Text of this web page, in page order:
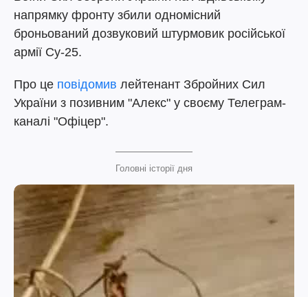
напрямку фронту збили одномісний
броньований дозвуковий штурмовик російської
армії Су-25.
Про це повідомив лейтенант Збройних Сил
України з позивним "Алекс" у своєму Телеграм-
каналі "Офіцер".
Головні історії дня